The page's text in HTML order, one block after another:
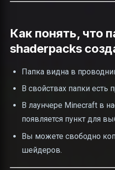
Как понять, что
shaderpacks
Папка видна в
В свойствах папки есть
В лаунчере Minecraft в
появляется пункт для
Вы можете свободно
шейдеров.